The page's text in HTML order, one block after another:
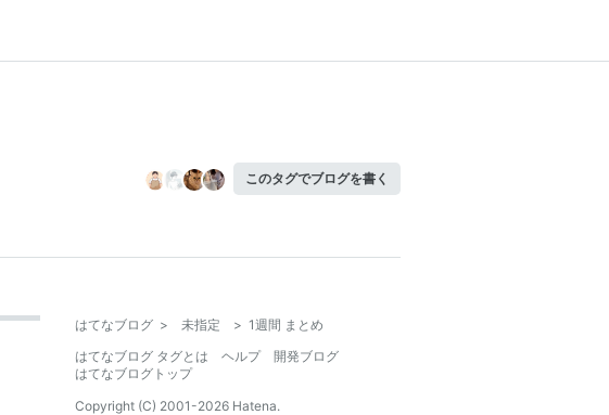
このタグでブログを書く
はてなブログ > 未指定 > 1週間 まとめ
はてなブログ タグとは
ヘルプ
開発ブログ
はてなブログトップ
Copyright (C) 2001-2026 Hatena.